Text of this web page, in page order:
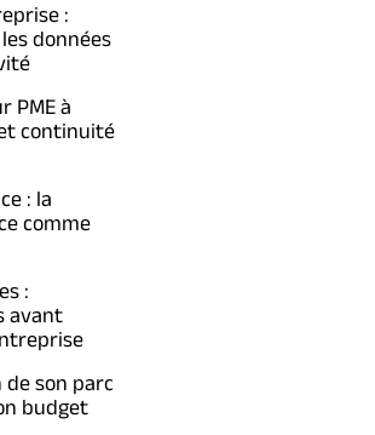
:
données
PME à
continuité
: la
comme
:
avant
son parc
budget